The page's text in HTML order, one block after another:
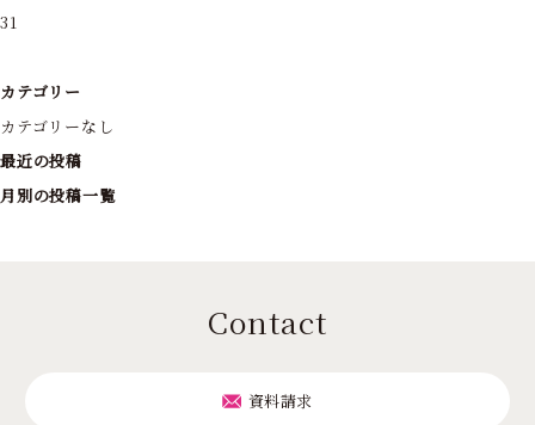
31
カテゴリー
カテゴリーなし
最近の投稿
月別の投稿一覧
Contact
資料請求